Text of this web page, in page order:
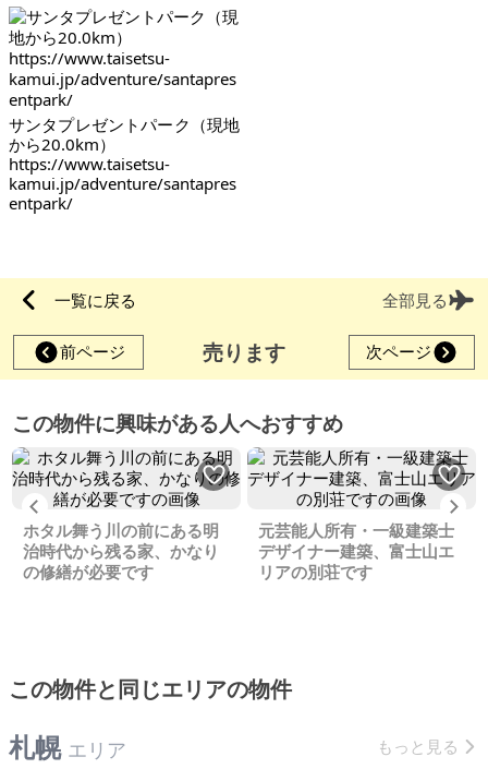
サンタプレゼントパーク（現地
から20.0km）
https://www.taisetsu-
kamui.jp/adventure/santapres
entpark/
一覧に戻る 全部見る
前ページ 売ります 次ページ
この物件に興味がある人へおすすめ
Previous
ホタル舞う川の前にある明
治時代から残る家、かなり
の修繕が必要です
元芸能人所有・一級建築士
デザイナー建築、富士山エ
リアの別荘です
この物件と同じエリアの物件
札幌 エリア もっと見る